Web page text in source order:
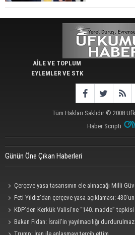
AİLE VE TOPLUM
EYLEMLER VE STK
Tüm Hakları Saklıdır © 2008
Haber Scripti
Günün Öne Çıkan Haberleri
Çerçeve yasa tasarısının ele alınacağı Milli
Feti Yıldız'dan çerçeve yasa açıklaması:
KDP’den Kerkük Valisi’ne “140. madde” tepkisi
Bakan Fidan: İsrail’in yayılmacılığı